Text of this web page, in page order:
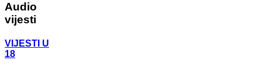
Audio
vijesti
VIJESTI U
18